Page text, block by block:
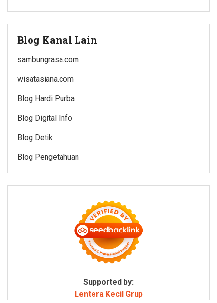
Blog Kanal Lain
sambungrasa.com
wisatasiana.com
Blog Hardi Purba
Blog Digital Info
Blog Detik
Blog Pengetahuan
Supported by:
Lentera Kecil Grup